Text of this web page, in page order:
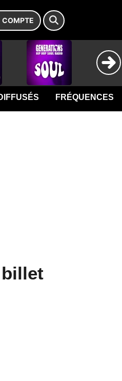
COMPTE
FRÉQUENCES